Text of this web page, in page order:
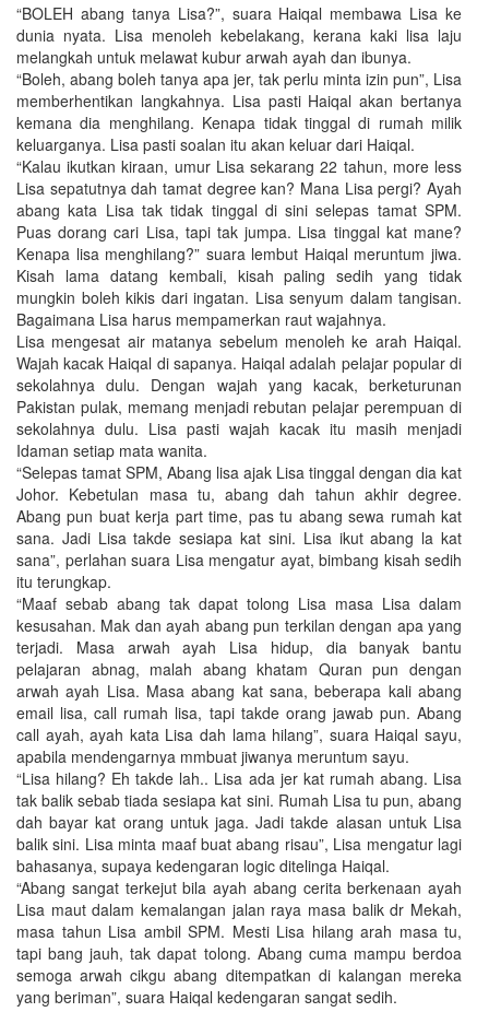
“BOLEH abang tanya Lisa?”, suara Haiqal membawa Lisa ke
dunia nyata. Lisa menoleh kebelakang, kerana kaki lisa laju
melangkah untuk melawat kubur arwah ayah dan ibunya.
“Boleh, abang boleh tanya apa jer, tak perlu minta izin pun”, Lisa
memberhentikan langkahnya. Lisa pasti Haiqal akan bertanya
kemana dia menghilang. Kenapa tidak tinggal di rumah milik
keluarganya. Lisa pasti soalan itu akan keluar dari Haiqal.
“Kalau ikutkan kiraan, umur Lisa sekarang 22 tahun, more less
Lisa sepatutnya dah tamat degree kan? Mana Lisa pergi? Ayah
abang kata Lisa tak tidak tinggal di sini selepas tamat SPM.
Puas dorang cari Lisa, tapi tak jumpa. Lisa tinggal kat mane?
Kenapa lisa menghilang?” suara lembut Haiqal meruntum jiwa.
Kisah lama datang kembali, kisah paling sedih yang tidak
mungkin boleh kikis dari ingatan. Lisa senyum dalam tangisan.
Bagaimana Lisa harus mempamerkan raut wajahnya.
Lisa mengesat air matanya sebelum menoleh ke arah Haiqal.
Wajah kacak Haiqal di sapanya. Haiqal adalah pelajar popular di
sekolahnya dulu. Dengan wajah yang kacak, berketurunan
Pakistan pulak, memang menjadi rebutan pelajar perempuan di
sekolahnya dulu. Lisa pasti wajah kacak itu masih menjadi
Idaman setiap mata wanita.
“Selepas tamat SPM, Abang lisa ajak Lisa tinggal dengan dia kat
Johor. Kebetulan masa tu, abang dah tahun akhir degree.
Abang pun buat kerja part time, pas tu abang sewa rumah kat
sana. Jadi Lisa takde sesiapa kat sini. Lisa ikut abang la kat
sana”, perlahan suara Lisa mengatur ayat, bimbang kisah sedih
itu terungkap.
“Maaf sebab abang tak dapat tolong Lisa masa Lisa dalam
kesusahan. Mak dan ayah abang pun terkilan dengan apa yang
terjadi. Masa arwah ayah Lisa hidup, dia banyak bantu
pelajaran abnag, malah abang khatam Quran pun dengan
arwah ayah Lisa. Masa abang kat sana, beberapa kali abang
email lisa, call rumah lisa, tapi takde orang jawab pun. Abang
call ayah, ayah kata Lisa dah lama hilang”, suara Haiqal sayu,
apabila mendengarnya mmbuat jiwanya meruntum sayu.
“Lisa hilang? Eh takde lah.. Lisa ada jer kat rumah abang. Lisa
tak balik sebab tiada sesiapa kat sini. Rumah Lisa tu pun, abang
dah bayar kat orang untuk jaga. Jadi takde alasan untuk Lisa
balik sini. Lisa minta maaf buat abang risau”, Lisa mengatur lagi
bahasanya, supaya kedengaran logic ditelinga Haiqal.
“Abang sangat terkejut bila ayah abang cerita berkenaan ayah
Lisa maut dalam kemalangan jalan raya masa balik dr Mekah,
masa tahun Lisa ambil SPM. Mesti Lisa hilang arah masa tu,
tapi bang jauh, tak dapat tolong. Abang cuma mampu berdoa
semoga arwah cikgu abang ditempatkan di kalangan mereka
yang beriman”, suara Haiqal kedengaran sangat sedih.